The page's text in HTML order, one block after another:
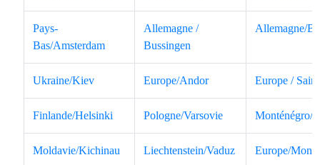
Pays-
Bas/Amsterdam
Allemagne /
Bussingen
Allemagne/
Ukraine/Kiev Europe/Andor Europe /
Finlande/Helsinki Pologne/Varsovie Monténégro/
Moldavie/Kichinau Liechtenstein/Vaduz Europe/